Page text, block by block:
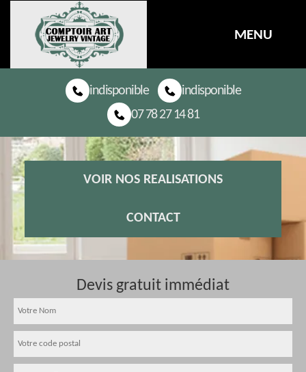
MENU
indisponible
indisponible
07 78 27 14 81
VOIR NOS REALISATIONS
CONTACT
Devis gratuit immédiat